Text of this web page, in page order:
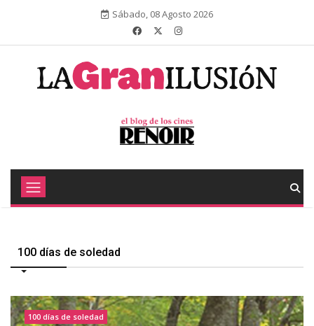
Sábado, 08 Agosto 2026
100 días de soledad
100 días de soledad